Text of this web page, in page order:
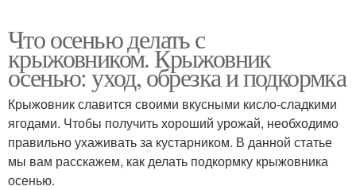
Что осенью делать с
крыжовником. Крыжовник
осенью: уход, обрезка и подкормка
Крыжовник славится своими вкусными кисло-сладкими
ягодами. Чтобы получить хороший урожай, необходимо
правильно ухаживать за кустарником. В данной статье
мы вам расскажем, как делать подкормку крыжовника
осенью.